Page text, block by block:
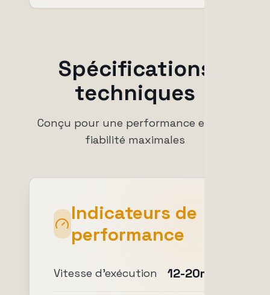
Spécifications
techniques
Conçu pour une performance et une
fiabilité maximales
Indicateurs de
performance
Vitesse d'exécution 12-20ms